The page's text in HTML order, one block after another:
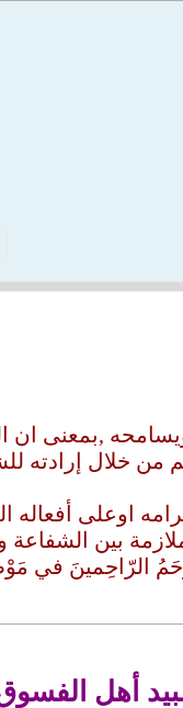
,بمعنى ان
من خلال إرادته
اوعلى أفعاله
بين الشفاعة
الرّاحِمينَ في
أهل